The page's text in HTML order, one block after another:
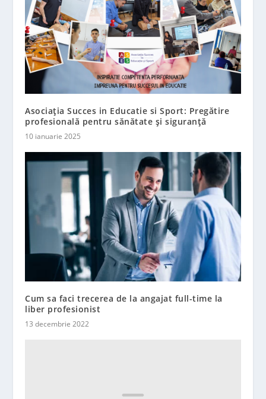
Asociația Succes in Educatie si Sport: Pregătire
profesională pentru sănătate și siguranță
10 ianuarie 2025
Cum sa faci trecerea de la angajat full-time la
liber profesionist
13 decembrie 2022